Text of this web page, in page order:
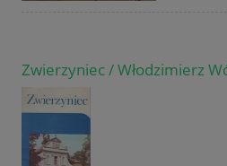
Zwierzyniec / Włodzimierz